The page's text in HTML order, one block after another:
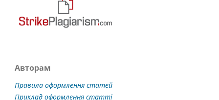
Авторам
Правила оформлення статей
Приклад оформлення статті